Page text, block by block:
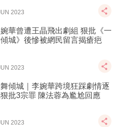
2023
華曾遭王晶飛出劇組 狠批《一
城》後慘被網民留言揭瘡疤
2023
傾城｜李婉華跨境狂踩劇情逐
點狠批3宗罪 陳法蓉為尷尬回應
2023